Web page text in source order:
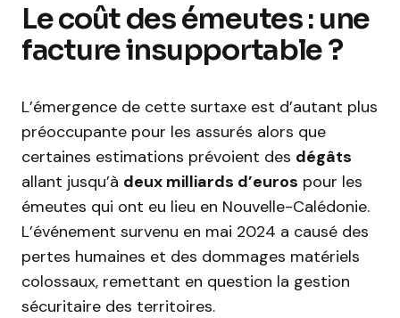
Le coût des émeutes : une
facture insupportable ?
L’émergence de cette surtaxe est d’autant plus
préoccupante pour les assurés alors que
certaines estimations prévoient des dégâts
allant jusqu’à deux milliards d’euros pour les
émeutes qui ont eu lieu en Nouvelle-Calédonie.
L’événement survenu en mai 2024 a causé des
pertes humaines et des dommages matériels
colossaux, remettant en question la gestion
sécuritaire des territoires.